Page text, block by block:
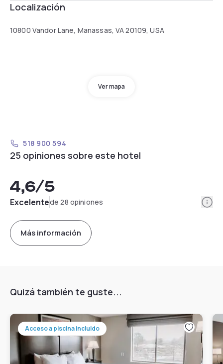
Localización
10800 Vandor Lane, Manassas, VA 20109, USA
Ver mapa
518 900 594
25 opiniones sobre este hotel
4,6/5
Excelentede 28 opiniones
Más información
Quizá también te guste...
Acceso a piscina incluido